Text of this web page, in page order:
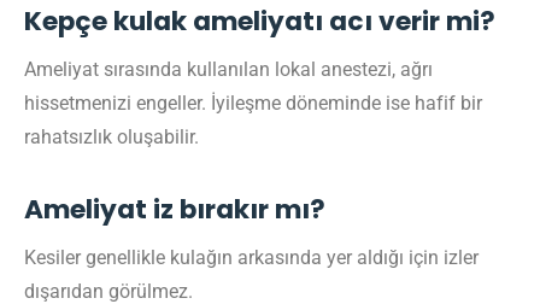
Kepçe kulak ameliyatı acı verir mi?
Ameliyat sırasında kullanılan lokal anestezi, ağrı
hissetmenizi engeller. İyileşme döneminde ise hafif bir
rahatsızlık oluşabilir.
Ameliyat iz bırakır mı?
Kesiler genellikle kulağın arkasında yer aldığı için izler
dışarıdan görülmez.